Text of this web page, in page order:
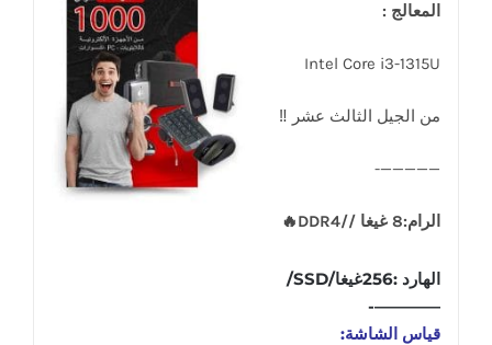
المعالج :
Intel Core i3-1315U
من الجيل الثالث عشر ‼
—————-
الرام:8 غيغا //DDR4🔥
الهارد :256غيغا/SSD/
————-
قياس الشاشة: